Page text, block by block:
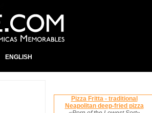
ENGLISH
Pizza Fritta - traditional
Neapolitan deep-fried pizza